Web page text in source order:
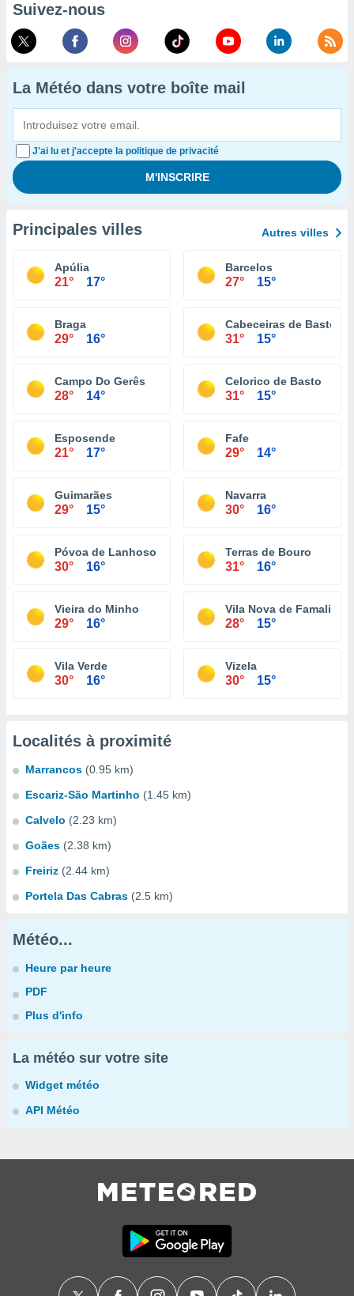
Suivez-nous
La Météo dans votre boîte mail
J'ai lu et j'accepte la politique de privacité
Principales villes Autres villes
Apúlia
21° 17°
Barcelos
27° 15°
Braga
29° 16°
Cabeceiras de Basto
31° 15°
Campo Do Gerês
28° 14°
Celorico de Basto
31° 15°
Esposende
21° 17°
Fafe
29° 14°
Guimarães
29° 15°
Navarra
30° 16°
Póvoa de Lanhoso
30° 16°
Terras de Bouro
31° 16°
Vieira do Minho
29° 16°
Vila Nova de Famalicão
28° 15°
Vila Verde
30° 16°
Vizela
30° 15°
Localités à proximité
Marrancos (0.95 km)
Escariz-São Martinho (1.45 km)
Calvelo (2.23 km)
Goães (2.38 km)
Freiriz (2.44 km)
Portela Das Cabras (2.5 km)
Météo...
Heure par heure
PDF
Plus d'info
La météo sur votre site
Widget météo
API Météo